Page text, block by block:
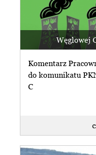
Węglowej
Komentarz
do komunikatu
C